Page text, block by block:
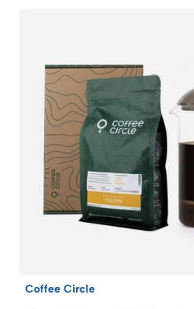
Coffee Circle